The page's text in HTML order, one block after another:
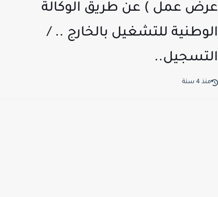
عمل ) عن طريق الوكالة
للتشغيل بالخارج .. /
4 سنة